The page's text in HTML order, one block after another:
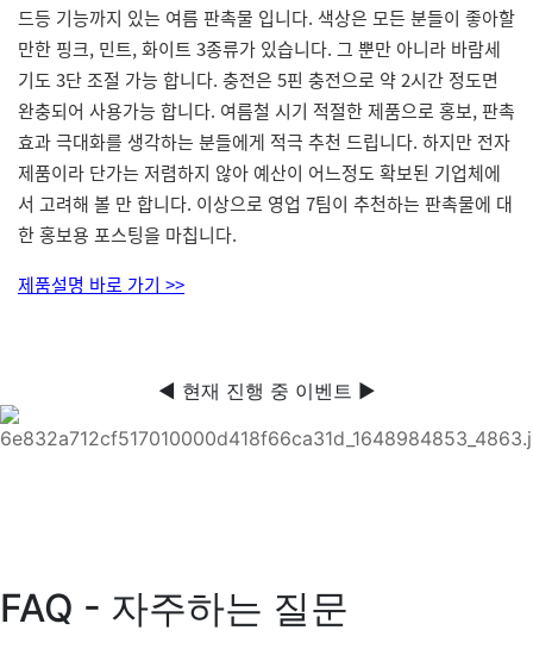
드등 기능까지 있는 여름 판촉물 입니다. 색상은 모든 분들이 좋아할
만한 핑크, 민트, 화이트 3종류가 있습니다. 그 뿐만 아니라 바람세
기도 3단 조절 가능 합니다. 충전은 5핀 충전으로 약 2시간 정도면
완충되어 사용가능 합니다. 여름철 시기 적절한 제품으로 홍보, 판촉
효과 극대화를 생각하는 분들에게 적극 추천 드립니다. 하지만 전자
제품이라 단가는 저렴하지 않아 예산이 어느정도 확보된 기업체에
서 고려해 볼 만 합니다. 이상으로 영업 7팀이 추천하는 판촉물에 대
한 홍보용 포스팅을 마칩니다.
제품설명 바로 가기 >>
◀ 현재 진행 중 이벤트 ▶
FAQ - 자주하는 질문